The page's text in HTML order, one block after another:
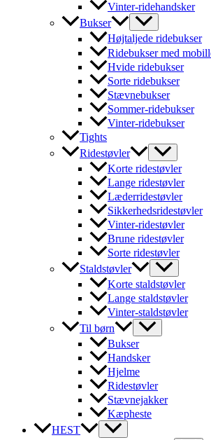
Vinter-ridehandsker
Bukser
Højtaljede ridebukser
Ridebukser med
Hvide ridebukser
Sorte ridebukser
Stævnebukser
Sommer-ridebukser
Vinter-ridebukser
Tights
Ridestøvler
Korte ridestøvler
Lange ridestøvler
Læderridestøvler
Sikkerhedsridestøvler
Vinter-ridestøvler
Brune ridestøvler
Sorte ridestøvler
Staldstøvler
Korte staldstøvler
Lange staldstøvler
Vinter-staldstøvler
Til børn
Bukser
Handsker
Hjelme
Ridestøvler
Stævnejakker
Kæpheste
HEST